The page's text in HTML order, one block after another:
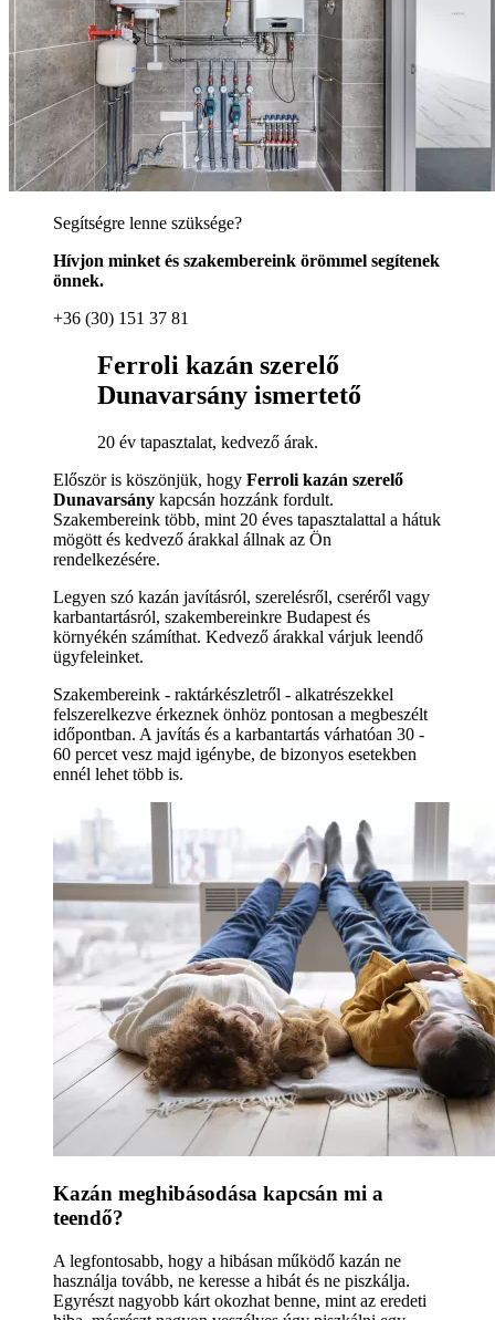
Segítségre lenne szüksége?
Hívjon minket és szakembereink örömmel segítenek
önnek.
+36 (30) 151 37 81
Ferroli kazán szerelő
Dunavarsány ismertető
20 év tapasztalat, kedvező árak.
Először is köszönjük, hogy Ferroli kazán szerelő
Dunavarsány kapcsán hozzánk fordult.
Szakembereink több, mint 20 éves tapasztalattal a hátuk
mögött és kedvező árakkal állnak az Ön
rendelkezésére.
Legyen szó kazán javításról, szerelésről, cseréről vagy
karbantartásról, szakembereinkre Budapest és
környékén számíthat. Kedvező árakkal várjuk leendő
ügyfeleinket.
Szakembereink - raktárkészletről - alkatrészekkel
felszerelkezve érkeznek önhöz pontosan a megbeszélt
időpontban. A javítás és a karbantartás várhatóan 30 -
60 percet vesz majd igénybe, de bizonyos esetekben
ennél lehet több is.
Kazán meghibásodása kapcsán mi a
teendő?
A legfontosabb, hogy a hibásan működő kazán ne
használja tovább, ne keresse a hibát és ne piszkálja.
Egyrészt nagyobb kárt okozhat benne, mint az eredeti